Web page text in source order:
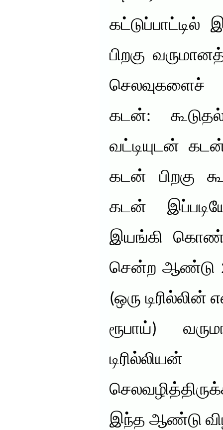
கட்டுப்பாட்டில்
பிறகு
செலவுகளைச்
கடன்:
வட்டியுடன்
கடன் பிறகு
கடன்
இயங்கி
சென்ற ஆண்டு
(ஒரு
ரூபாய்)
இந்த ஆண்டு